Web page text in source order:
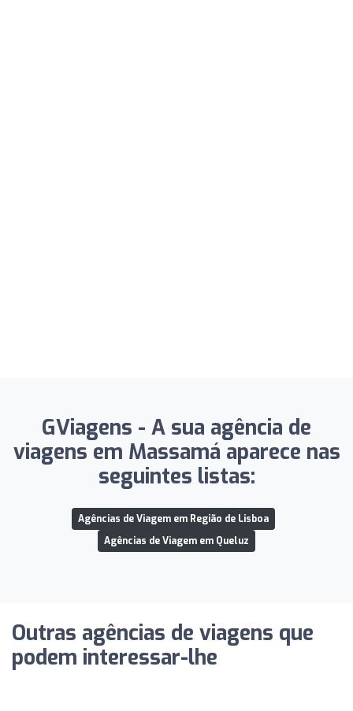
GViagens - A sua agência de
viagens em Massamá aparece nas
seguintes listas:
Agências de Viagem em Região de Lisboa
Agências de Viagem em Queluz
Outras agências de viagens que
podem interessar-lhe